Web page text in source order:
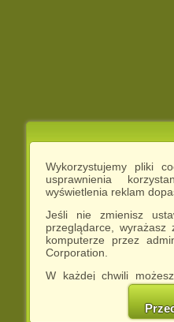
Wykorzystujemy pliki
usprawnienia
wyświetlenia reklam
Jeśli nie zmienisz
przeglądarce,
komputerze przez
Corporation.
W każdej chwili
cookies w swojej
w naszej
http://chomikuj.pl/